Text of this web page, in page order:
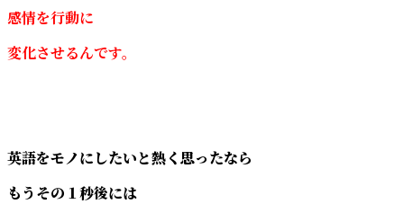
感情を行動に
変化させるんです。
英語をモノにしたいと熱く思ったなら
もうその１秒後には